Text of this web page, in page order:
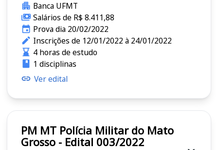
Banca UFMT
Salários de R$ 8.411,88
Prova dia 20/02/2022
Inscrições de 12/01/2022 à 24/01/2022
4 horas de estudo
1 disciplinas
Ver edital
PM MT Polícia Militar do Mato
Grosso - Edital 003/2022